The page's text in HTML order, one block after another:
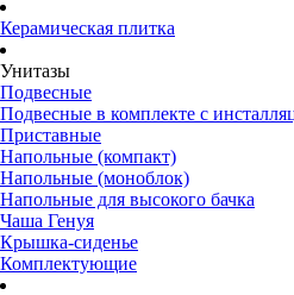
Керамическая плитка
Унитазы
Подвесные
Подвесные в комплекте с
Приставные
Напольные (компакт)
Напольные (моноблок)
Напольные для высокого бачка
Чаша Генуя
Крышка-сиденье
Комплектующие